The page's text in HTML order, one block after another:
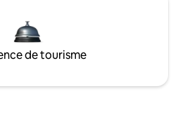
de tourisme